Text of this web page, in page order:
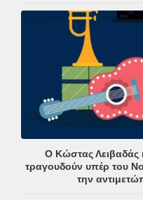
Ο Κώστας
τραγουδούν υπέρ του
την